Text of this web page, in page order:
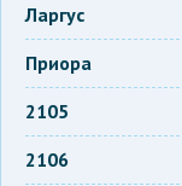
Ларгус
Приора
2105
2106